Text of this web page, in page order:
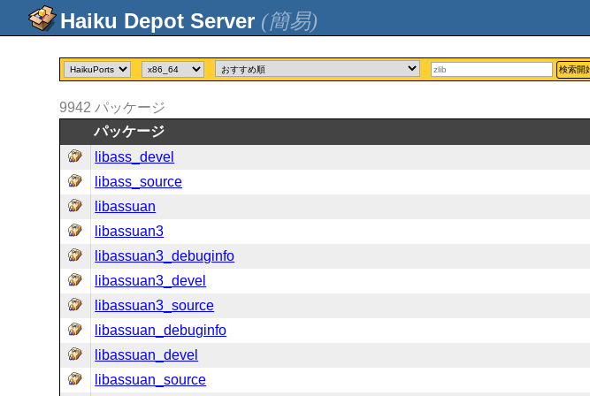
(簡易)
検索開
9942 パッケージ
パッケージ
libass_devel
libass_source
libassuan
libassuan3
libassuan3_debuginfo
libassuan3_devel
libassuan3_source
libassuan_debuginfo
libassuan_devel
libassuan_source